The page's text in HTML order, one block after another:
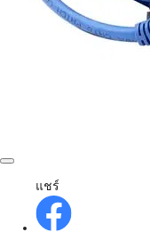
แชร์